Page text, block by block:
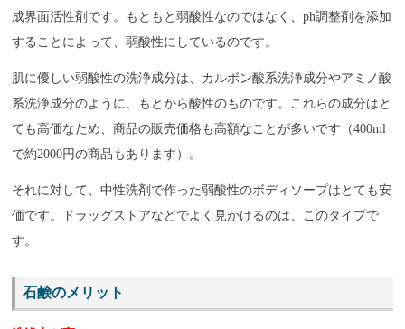
成界面活性剤です。もともと弱酸性なのではなく、ph調整剤を添加
することによって、弱酸性にしているのです。
肌に優しい弱酸性の洗浄成分は、カルボン酸系洗浄成分やアミノ酸
系洗浄成分のように、もとから酸性のものです。これらの成分はと
ても高価なため、商品の販売価格も高額なことが多いです（400ml
で約2000円の商品もあります）。
それに対して、中性洗剤で作った弱酸性のボディソープはとても安
価です。ドラッグストアなどでよく見かけるのは、このタイプで
す。
石鹸のメリット